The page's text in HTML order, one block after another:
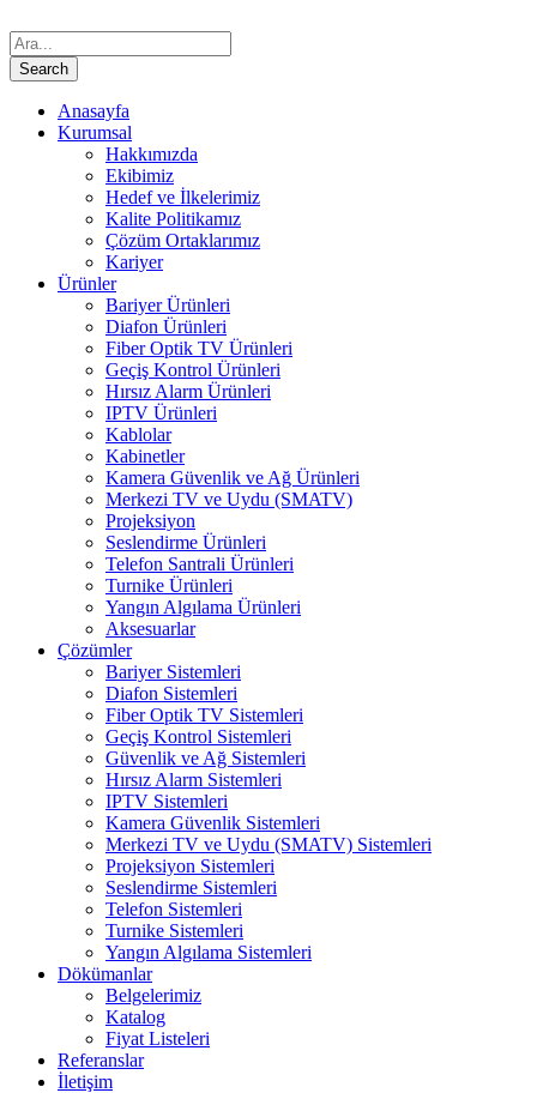
Anasayfa
Kurumsal
Hakkımızda
Ekibimiz
Hedef ve İlkelerimiz
Kalite Politikamız
Çözüm Ortaklarımız
Kariyer
Ürünler
Bariyer Ürünleri
Diafon Ürünleri
Fiber Optik TV Ürünleri
Geçiş Kontrol Ürünleri
Hırsız Alarm Ürünleri
IPTV Ürünleri
Kablolar
Kabinetler
Kamera Güvenlik ve Ağ Ürünleri
Merkezi TV ve Uydu (SMATV)
Projeksiyon
Seslendirme Ürünleri
Telefon Santrali Ürünleri
Turnike Ürünleri
Yangın Algılama Ürünleri
Aksesuarlar
Çözümler
Bariyer Sistemleri
Diafon Sistemleri
Fiber Optik TV Sistemleri
Geçiş Kontrol Sistemleri
Güvenlik ve Ağ Sistemleri
Hırsız Alarm Sistemleri
IPTV Sistemleri
Kamera Güvenlik Sistemleri
Merkezi TV ve Uydu (SMATV) Sistemleri
Projeksiyon Sistemleri
Seslendirme Sistemleri
Telefon Sistemleri
Turnike Sistemleri
Yangın Algılama Sistemleri
Dökümanlar
Belgelerimiz
Katalog
Fiyat Listeleri
Referanslar
İletişim